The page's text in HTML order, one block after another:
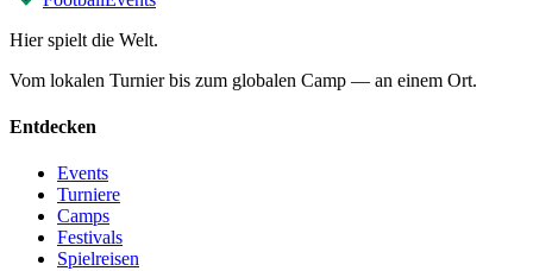
Hier spielt die Welt.
Vom lokalen Turnier bis zum globalen Camp — an einem Ort.
Entdecken
Events
Turniere
Camps
Festivals
Spielreisen